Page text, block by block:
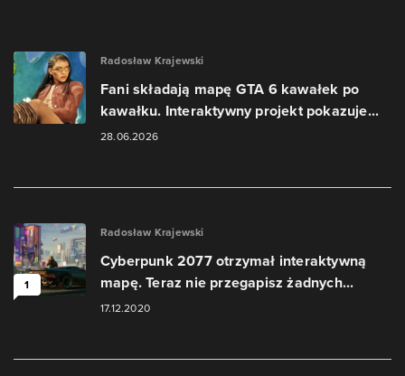
Radosław Krajewski
Fani składają mapę GTA 6 kawałek po
kawałku. Interaktywny projekt pokazuje...
28.06.2026
1
Radosław Krajewski
Cyberpunk 2077 otrzymał interaktywną
mapę. Teraz nie przegapisz żadnych...
17.12.2020